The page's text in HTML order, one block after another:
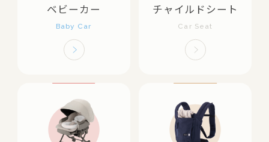
ベビーカー チャイルドシート